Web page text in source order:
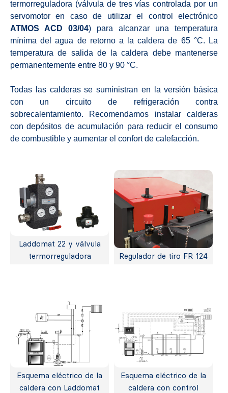
termorreguladora (válvula de tres vías controlada por un
servomotor en caso de utilizar el control electrónico
ATMOS ACD 03/04) para alcanzar una temperatura
mínima del agua de retorno a la caldera de 65 °C. La
temperatura de salida de la caldera debe mantenerse
permanentemente entre 80 y 90 °C.
Todas las calderas se suministran en la versión básica
con un circuito de refrigeración contra
sobrecalentamiento. Recomendamos instalar calderas
con depósitos de acumulación para reducir el consumo
de combustible y aumentar el confort de calefacción.
Laddomat 22 y válvula
termorreguladora
Regulador de tiro FR 124
Esquema eléctrico de la
caldera con Laddomat
Esquema eléctrico de la
caldera con control